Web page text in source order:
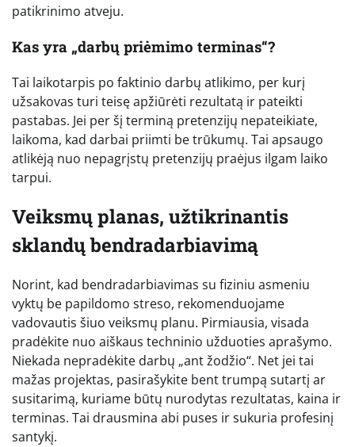
patikrinimo atveju.
Kas yra „darbų priėmimo terminas“?
Tai laikotarpis po faktinio darbų atlikimo, per kurį
užsakovas turi teisę apžiūrėti rezultatą ir pateikti
pastabas. Jei per šį terminą pretenzijų nepateikiate,
laikoma, kad darbai priimti be trūkumų. Tai apsaugo
atlikėją nuo nepagrįstų pretenzijų praėjus ilgam laiko
tarpui.
Veiksmų planas, užtikrinantis
sklandų bendradarbiavimą
Norint, kad bendradarbiavimas su fiziniu asmeniu
vyktų be papildomo streso, rekomenduojame
vadovautis šiuo veiksmų planu. Pirmiausia, visada
pradėkite nuo aiškaus techninio užduoties aprašymo.
Niekada nepradėkite darbų „ant žodžio“. Net jei tai
mažas projektas, pasirašykite bent trumpą sutartį ar
susitarimą, kuriame būtų nurodytas rezultatas, kaina ir
terminas. Tai drausmina abi puses ir sukuria profesinį
santykį.